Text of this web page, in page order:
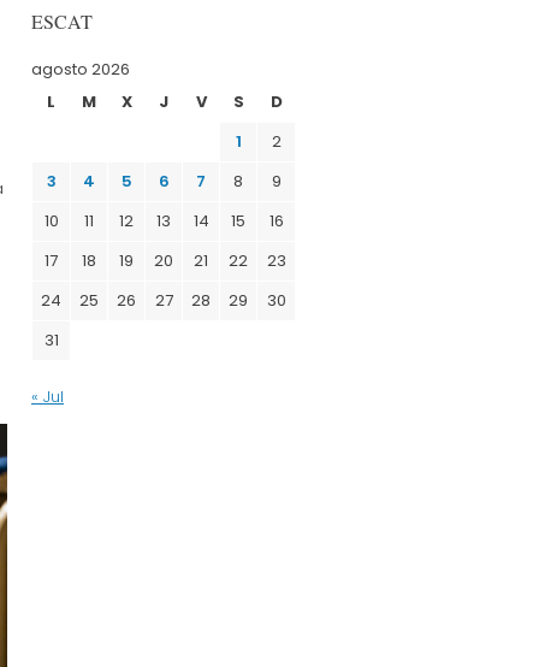
ESCAT
agosto 2026
L
M X J V S
D
1
2
3
4 5 6 7 8
9
10
11 12 13 14 15
16
17
18 19 20 21 22
23
24
25 26 27 28 29
30
31
« Jul